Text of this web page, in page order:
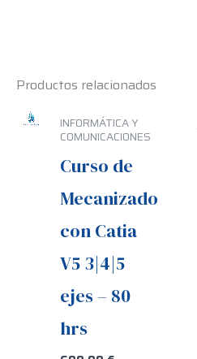
Productos relacionados
INFORMÁTICA Y
COMUNICACIONES
Curso de
Mecanizado
con Catia
V5 3|4|5
ejes – 80
hrs